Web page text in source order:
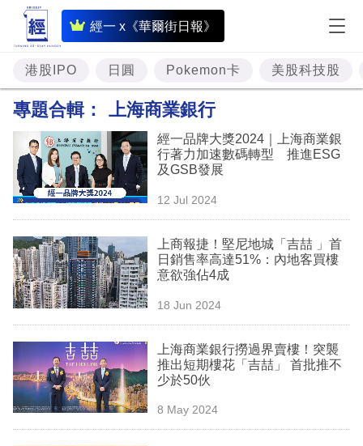
經一 x《華爾街日報》
即
時
財
經
題
投
資
樓
市
理
商
業
科
技
港股IPO 日圓 Pokemon卡 美股科技股
專題合輯： 上海商業銀行
經一品牌大獎2024｜上海商業銀
行著力加速數碼轉型 推進ESG
及GSB發展
12 Jul 2024
上商報捷！堅尼地城「吉喆 」首
日銷售率高達51%：內地客買樓
意欲強佔4成
18 Jun 2024
上海商業銀行撈過界賣樓！突襲
推出短期樓花「吉喆」 首批推不
少於50伙
8 May 2024